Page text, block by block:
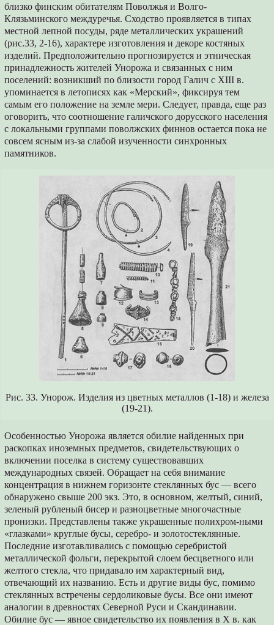
близко финским обитателям Поволжья и Волго-
Клязьминского междуречья. Сходство проявляется в типах
местной лепной посуды, ряде металлических украшений
(рис.33, 2-16), характере изготовления и декоре костяных
изделий. Предположительно прогнозируется и этническая
принадлежность жителей Унорожа и связанных с ним
поселений: возникший по близости город Галич с XIII в.
упоминается в летописях как «Мерский», фиксируя тем
самым его положение на земле мери. Следует, правда, еще раз
оговорить, что соотношение галичского дорусского населения
с локальными группами поволжских финнов остается пока не
совсем ясным из-за слабой изученности синхронных
памятников.
Рис. 33. Унорож. Изделия из цветных металлов (1-18) и железа
(19-21).
Особенностью Унорожа является обилие найденных при
раскопках иноземных предметов, свидетельствующих о
включении поселка в систему существовавших
международных связей. Обращает на себя внимание
концентрация в нижнем горизонте стеклянных бус — всего
обнаружено свыше 200 экз. Это, в основном, желтый, синий,
зеленый рубленый бисер и разноцветные многочастные
пронизки. Представлены также украшенные полихром-ными
«глазками» круглые бусы, серебро- и золотостеклянные.
Последние изготавливались с помощью серебристой
металлической фольги, перекрытой слоем бесцветного или
желтого стекла, что придавало им характерный вид,
отвечающий их названию. Есть и другие виды бус, помимо
стеклянных встречены сердоликовые бусы. Все они имеют
аналогии в древностях Северной Руси и Скандинавии.
Обилие бус — явное свидетельство их появления в X в. как